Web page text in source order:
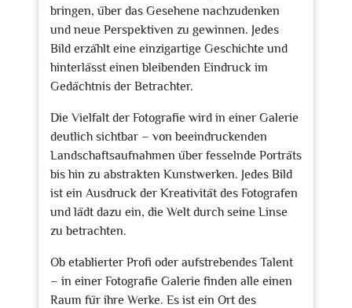
bringen, über das Gesehene nachzudenken
und neue Perspektiven zu gewinnen. Jedes
Bild erzählt eine einzigartige Geschichte und
hinterlässt einen bleibenden Eindruck im
Gedächtnis der Betrachter.
Die Vielfalt der Fotografie wird in einer Galerie
deutlich sichtbar – von beeindruckenden
Landschaftsaufnahmen über fesselnde Porträts
bis hin zu abstrakten Kunstwerken. Jedes Bild
ist ein Ausdruck der Kreativität des Fotografen
und lädt dazu ein, die Welt durch seine Linse
zu betrachten.
Ob etablierter Profi oder aufstrebendes Talent
– in einer Fotografie Galerie finden alle einen
Raum für ihre Werke. Es ist ein Ort des